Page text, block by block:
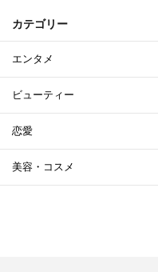
カテゴリー
エンタメ
ビューティー
恋愛
美容・コスメ